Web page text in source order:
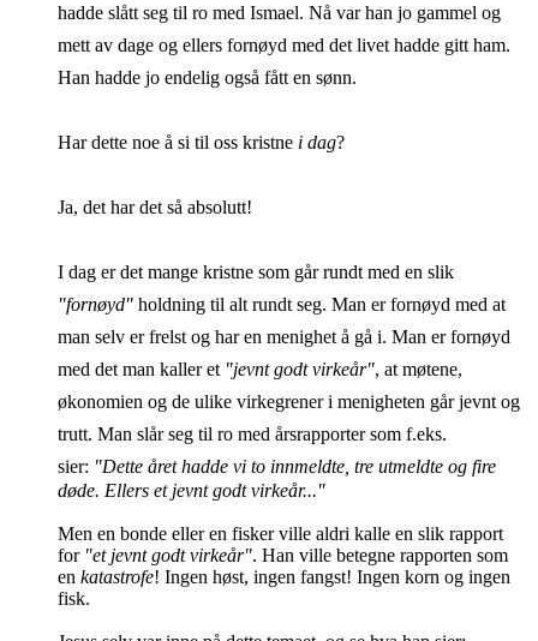
hadde slått seg til ro med Ismael. Nå var han jo gammel og
mett av dage og ellers fornøyd med det livet hadde gitt ham.
Han hadde jo endelig også fått en sønn.
Har dette noe å si til oss kristne i dag?
Ja, det har det så absolutt!
I dag er det mange kristne som går rundt med en slik
"fornøyd" holdning til alt rundt seg. Man er fornøyd med at
man selv er frelst og har en menighet å gå i. Man er fornøyd
med det man kaller et "jevnt godt virkeår", at møtene,
økonomien og de ulike virkegrener i menigheten går jevnt og
trutt. Man slår seg til ro med årsrapporter som f.eks.
sier: "Dette året hadde vi to innmeldte, tre utmeldte og fire
døde. Ellers et jevnt godt virkeår..."
Men en bonde eller en fisker ville aldri kalle en slik rapport
for "et jevnt godt virkeår". Han ville betegne rapporten som
en katastrofe! Ingen høst, ingen fangst! Ingen korn og ingen
fisk.